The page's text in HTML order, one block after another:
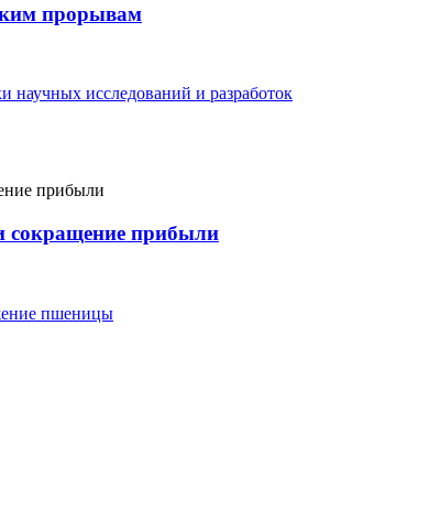
прорывам
научных исследований и разработок
сокращение прибыли
пшеницы